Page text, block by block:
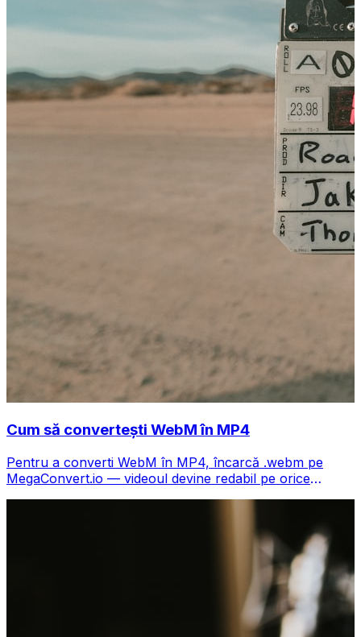
Cum să convertești WebM în MP4
Pentru a converti WebM în MP4, încarcă .webm pe
MegaConvert.io — videoul devine redabil pe orice